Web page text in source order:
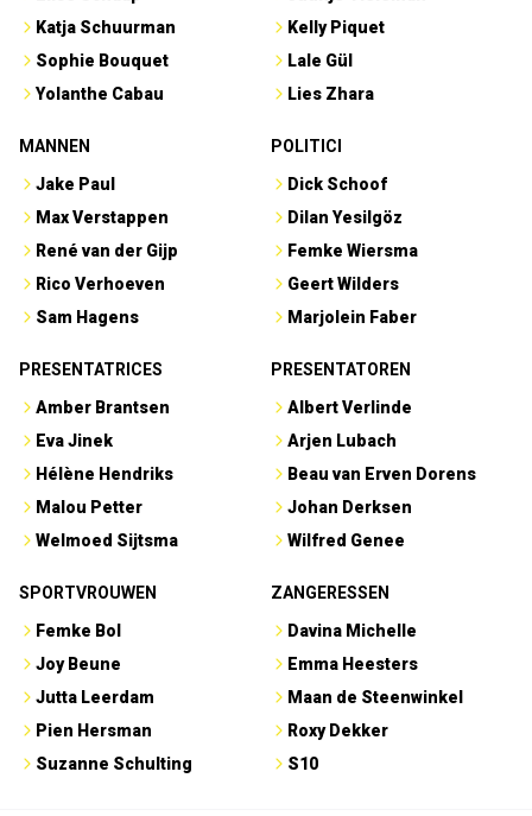
Katja Schuurman
Sophie Bouquet
Yolanthe Cabau
Kelly Piquet
Lale Gül
Lies Zhara
MANNEN
Jake Paul
Max Verstappen
René van der Gijp
Rico Verhoeven
Sam Hagens
POLITICI
Dick Schoof
Dilan Yesilgöz
Femke Wiersma
Geert Wilders
Marjolein Faber
PRESENTATRICES
Amber Brantsen
Eva Jinek
Hélène Hendriks
Malou Petter
Welmoed Sijtsma
PRESENTATOREN
Albert Verlinde
Arjen Lubach
Beau van Erven Dorens
Johan Derksen
Wilfred Genee
SPORTVROUWEN
Femke Bol
Joy Beune
Jutta Leerdam
Pien Hersman
Suzanne Schulting
ZANGERESSEN
Davina Michelle
Emma Heesters
Maan de Steenwinkel
Roxy Dekker
S10